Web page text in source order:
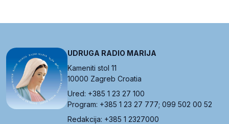
UDRUGA RADIO MARIJA
Kameniti stol 11
10000 Zagreb Croatia
Ured: +385 1 23 27 100
Program: +385 1 23 27 777; 099 502 00 52
Redakcija: +385 1 2327000